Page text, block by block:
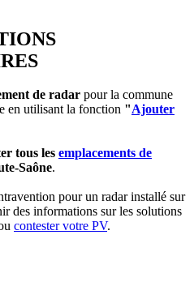
de radar pour la commune
en utilisant la fonction "Ajouter
tous les emplacements de
Saône.
pour un radar installé sur
des informations sur les solutions
contester votre PV.